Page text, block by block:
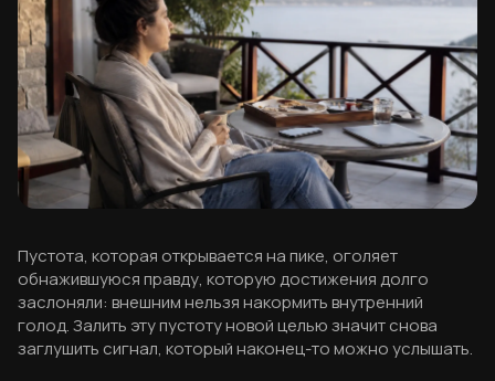
Пустота, которая открывается на пике, оголяет
обнажившуюся правду, которую достижения долго
заслоняли: внешним нельзя накормить внутренний
голод. Залить эту пустоту новой целью значит снова
заглушить сигнал, который наконец-то можно услышать.